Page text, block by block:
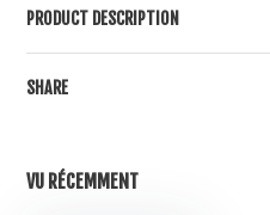
PRODUCT DESCRIPTION
SHARE
VU RÉCEMMENT